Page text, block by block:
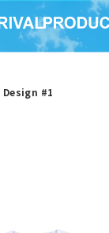
Design #1